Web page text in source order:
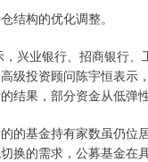
构的优化调整。
业银行、招商银行、
级投资顾问陈宇恒表示
果，部分资金从低弹
基金持有家数虽仍位
换的需求，公募基金在
沪深300